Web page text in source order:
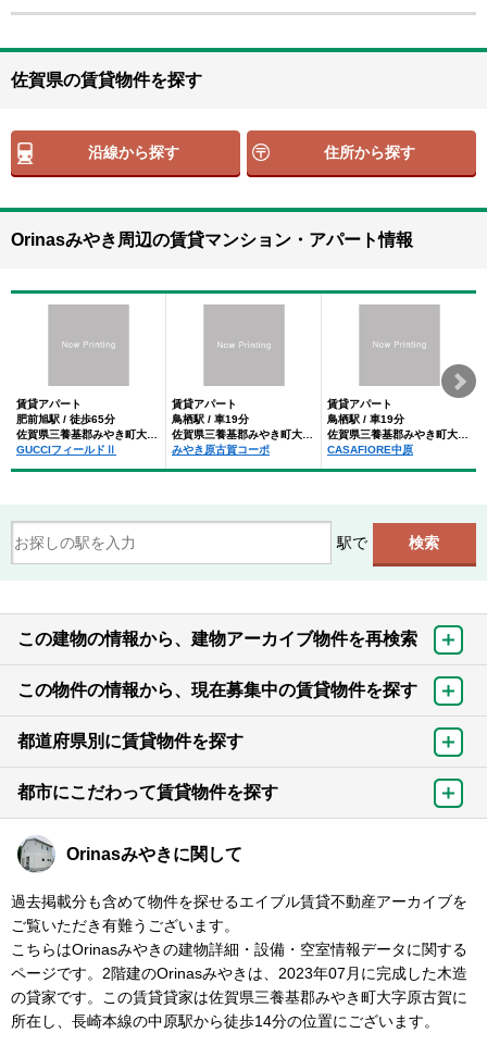
佐賀県の賃貸物件を探す
沿線から探す 住所から探す
Orinasみやき周辺の賃貸マンション・アパート情報
賃貸アパート
肥前旭駅 / 徒歩65分
GUCCIフィールドⅡ
賃貸アパート
鳥栖駅 / 車19分
みやき原古賀コーポ
賃貸アパート
鳥栖駅 / 車19分
CASAFIORE中原
駅で
この建物の情報から、建物アーカイブ物件を再検索
この物件の情報から、現在募集中の賃貸物件を探す
都道府県別に賃貸物件を探す
都市にこだわって賃貸物件を探す
Orinasみやきに関して
過去掲載分も含めて物件を探せるエイブル賃貸不動産アーカイブを
ご覧いただき有難うございます。
こちらはOrinasみやきの建物詳細・設備・空室情報データに関する
ページです。2階建のOrinasみやきは、2023年07月に完成した木造
の貸家です。この賃貸貸家は佐賀県三養基郡みやき町大字原古賀に
所在し、長崎本線の中原駅から徒歩14分の位置にございます。